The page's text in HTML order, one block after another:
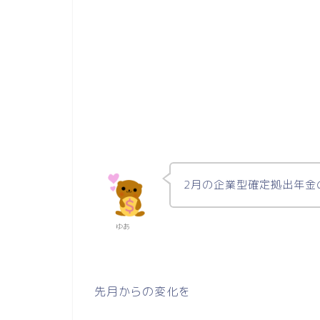
ゆあ
2月の企業型確定拠出年金
先月からの変化を